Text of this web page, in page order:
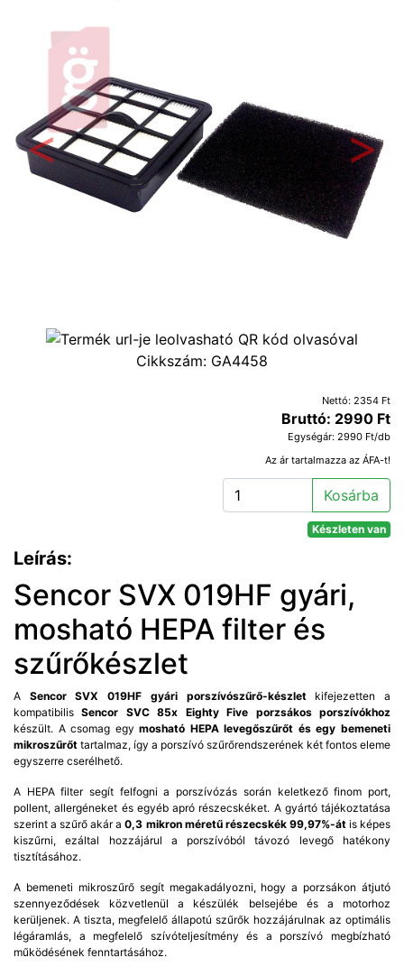
Előző
Cikkszám: GA4458
Nettó: 2354 Ft
Bruttó: 2990 Ft
Egységár: 2990 Ft/db
Az ár tartalmazza az ÁFA-t!
Kosárba
Készleten van
Leírás:
Sencor SVX 019HF gyári,
mosható HEPA filter és
szűrőkészlet
A Sencor SVX 019HF gyári porszívószűrő-készletkifejezetten a
kompatibilisSencor SVC 85x Eighty Five porzsákos porszívókhoz
készült. A csomag egymosható HEPA levegőszűrőt és egy bemeneti
mikroszűrőt tartalmaz, így a porszívó szűrőrendszerének két fontos eleme
egyszerre cserélhető.
A HEPA filter segít felfogni a porszívózás során keletkező finom port,
pollent, allergéneket és egyéb apró részecskéket. A gyártó tájékoztatása
szerint a szűrő akár a0,3 mikron méretű részecskék 99,97%-átis képes
kiszűrni, ezáltal hozzájárul a porszívóból távozó levegő hatékony
tisztításához.
A bemeneti mikroszűrő segít megakadályozni, hogy a porzsákon átjutó
szennyeződések közvetlenül a készülék belsejébe és a motorhoz
kerüljenek. A tiszta, megfelelő állapotú szűrők hozzájárulnak az optimális
légáramlás, a megfelelő szívóteljesítmény és a porszívó megbízható
működésének fenntartásához.